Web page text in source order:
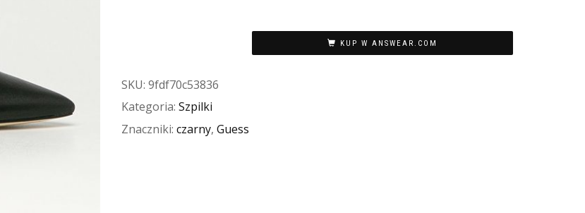
KUP W ANSWEAR.COM
SKU: 9fdf70c53836
Kategoria: Szpilki
Znaczniki: czarny, Guess